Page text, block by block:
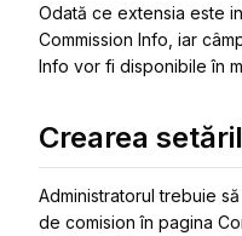
Odată ce extensia este
Commission Info , iar
Info vor fi disponibile în
Crearea
Administratorul trebuie
de comision în pagina